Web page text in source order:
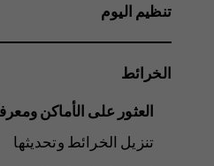
تنظيم اليوم
الخرائط
العثور على الأماكن
تنزيل الخرائط وتحديثها